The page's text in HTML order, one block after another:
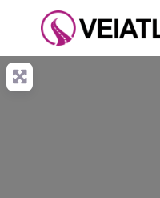
content